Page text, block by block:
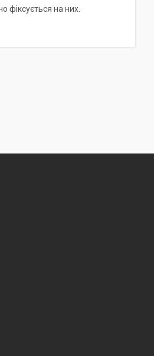
фіксується на них.